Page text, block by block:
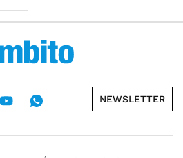
NEWSLETTER